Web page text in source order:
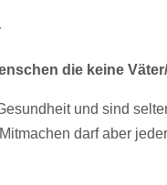
die keine
und sind
darf aber